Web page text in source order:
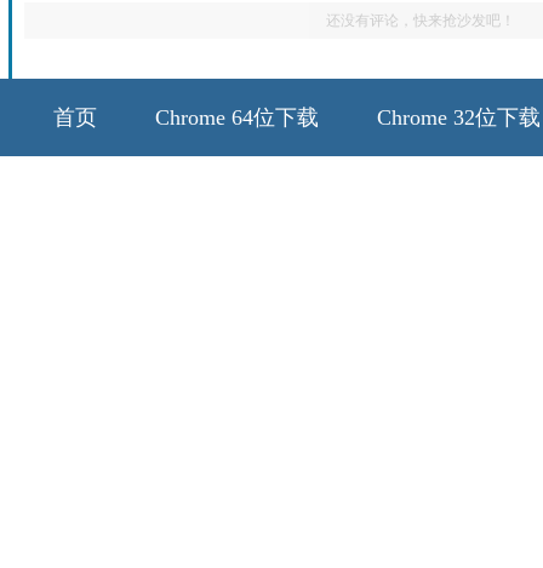
还没有评论，快来抢沙发吧！
首页 Chrome 64位下载 Chrome 32位下载